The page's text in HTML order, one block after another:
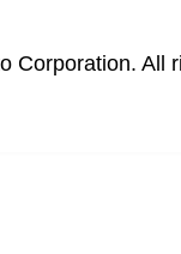
Corporation. All